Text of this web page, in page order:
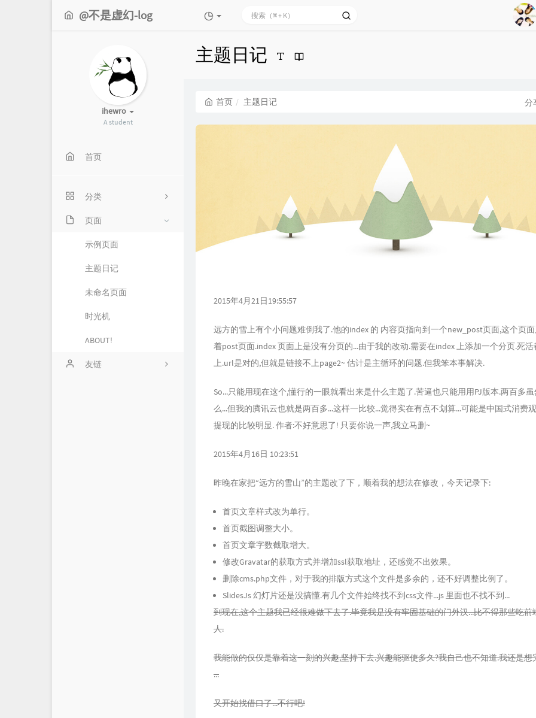
@不是虚幻-log
2
ihewro
A student
首页
分类
6
页面
示例页面
主题日记
未命名页面
时光机
ABOUT!
友链
主题日记
首页 主题日记 分
2015年4月21日19:55:57
远方的雪上有个小问题难倒我了.他的index 的 内容页指向到一个new_post页面,这个页
着post页面.index 页面上是没有分页的...由于我的改动.需要在index 上添加一个分页.死
上.url是对的,但就是链接不上page2~ 估计是主循环的问题.但我笨本事解决.
So...只能用现在这个,懂行的一眼就看出来是什么主题了.苦逼也只能用用PJ版本.两百多
么...但我的腾讯云也就是两百多...这样一比较...觉得实在有点不划算...可能是中国式消费
提现的比较明显. 作者:不好意思了! 只要你说一声,我立马删~
2015年4月16日 10:23:51
昨晚在家把“远方的雪山”的主题改了下，顺着我的想法在修改，今天记录下:
首页文章样式改为单行。
首页截图调整大小。
首页文章字数截取增大。
修改Gravatar的获取方式并增加ssl获取地址，还感觉不出效果。
删除cms.php文件，对于我的排版方式这个文件是多余的，还不好调整比例了。
SlidesJs 幻灯片还是没搞懂.有几个文件始终找不到css文件...js 里面也不找不到...
到现在,这个主题我已经很难做下去了.毕竟我是没有牢固基础的门外汉...比不得那些吃前
人.
我能做的仅仅是靠着这一刻的兴趣,坚持下去.兴趣能驱使多久?我自己也不知道.我还是想
...
又开始找借口了...不行吧!